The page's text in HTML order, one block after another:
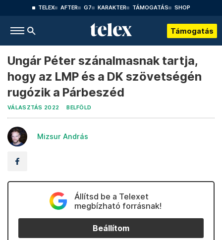
TELEX AFTER G7 KARAKTER TÁMOGATÁS SHOP
Támogatás
Ungár Péter szánalmasnak tartja,
hogy az LMP és a DK szövetségén
rugózik a Párbeszéd
VÁLASZTÁS 2022 BELFÖLD
Mizsur András
Állítsd be a Telexet
megbízható forrásnak!
Beállítom